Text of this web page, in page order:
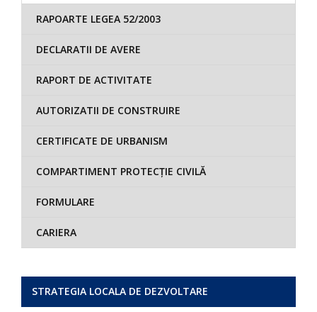
RAPOARTE LEGEA 52/2003
DECLARATII DE AVERE
RAPORT DE ACTIVITATE
AUTORIZATII DE CONSTRUIRE
CERTIFICATE DE URBANISM
COMPARTIMENT PROTECȚIE CIVILĂ
FORMULARE
CARIERA
STRATEGIA LOCALA DE DEZVOLTARE